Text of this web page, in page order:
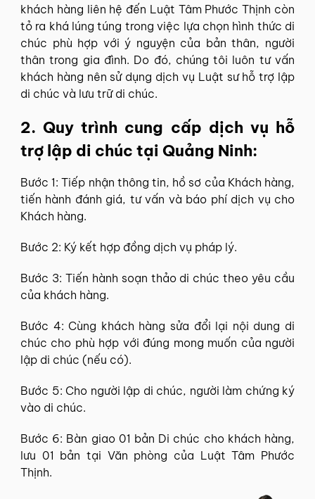
khách hàng liên hệ đến Luật Tâm Phước Thịnh còn
tỏ ra khá lúng túng trong việc lựa chọn hình thức di
chúc phù hợp với ý nguyện của bản thân, người
thân trong gia đình. Do đó, chúng tôi luôn tư vấn
khách hàng nên sử dụng dịch vụ Luật sư hỗ trợ lập
di chúc và lưu trữ di chúc.
2. Quy trình cung cấp dịch vụ hỗ
trợ lập di chúc tại Quảng Ninh:
Bước 1: Tiếp nhận thông tin, hồ sơ của Khách hàng,
tiến hành đánh giá, tư vấn và báo phí dịch vụ cho
Khách hàng.
Bước 2: Ký kết hợp đồng dịch vụ pháp lý.
Bước 3: Tiến hành soạn thảo di chúc theo yêu cầu
của khách hàng.
Bước 4: Cùng khách hàng sửa đổi lại nội dung di
chúc cho phù hợp với đúng mong muốn của người
lập di chúc (nếu có).
Bước 5: Cho người lập di chúc, người làm chứng ký
vào di chúc.
Bước 6: Bàn giao 01 bản Di chúc cho khách hàng,
lưu 01 bản tại Văn phòng của Luật Tâm Phước
Thịnh.